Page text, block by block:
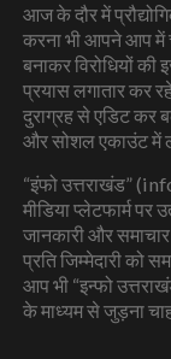
आज के दौर में
करना भी आपने आप में
बनाकर विरोधियों
प्रयास लगातार कर
दुराग्रह से एडिट कर
और सोशल एकाउंट में
“इंफो उत्तराखंड”
मीडिया प्लेटफार्म पर
जानकारी और
प्रति जिम्मेदारी को
आप भी “इन्फो
के माध्यम से जुड़ना